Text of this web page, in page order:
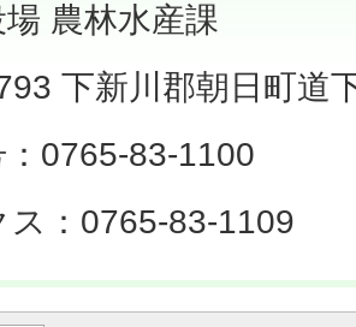
農林水産課
下新川郡朝日町道
：0765-83-1100
ス：0765-83-1109